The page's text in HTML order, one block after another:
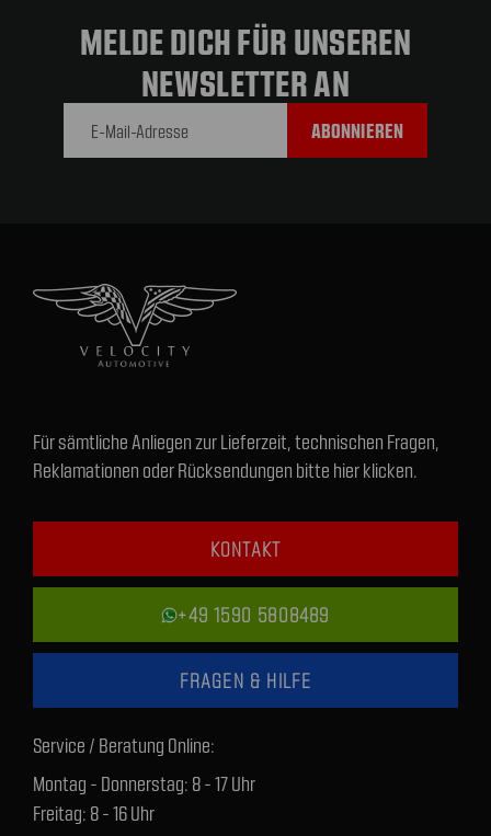
MELDE DICH FÜR UNSEREN
NEWSLETTER AN
Für sämtliche Anliegen zur Lieferzeit, technischen Fragen,
Reklamationen oder Rücksendungen bitte hier klicken.
KONTAKT
+49 1590 5808489
FRAGEN & HILFE
Service / Beratung Online:
Montag - Donnerstag: 8 - 17 Uhr
Freitag: 8 - 16 Uhr